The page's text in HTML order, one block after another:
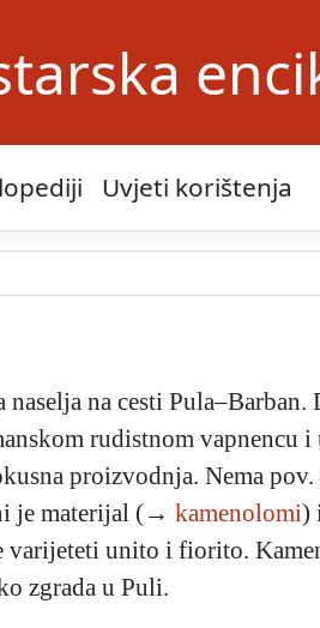
Uvjeti korištenja
na cesti
rudistnom
proizvodnja. Nema
je materijal (→ kamenolomi)
unito i fiorito.
zgrada u Puli.